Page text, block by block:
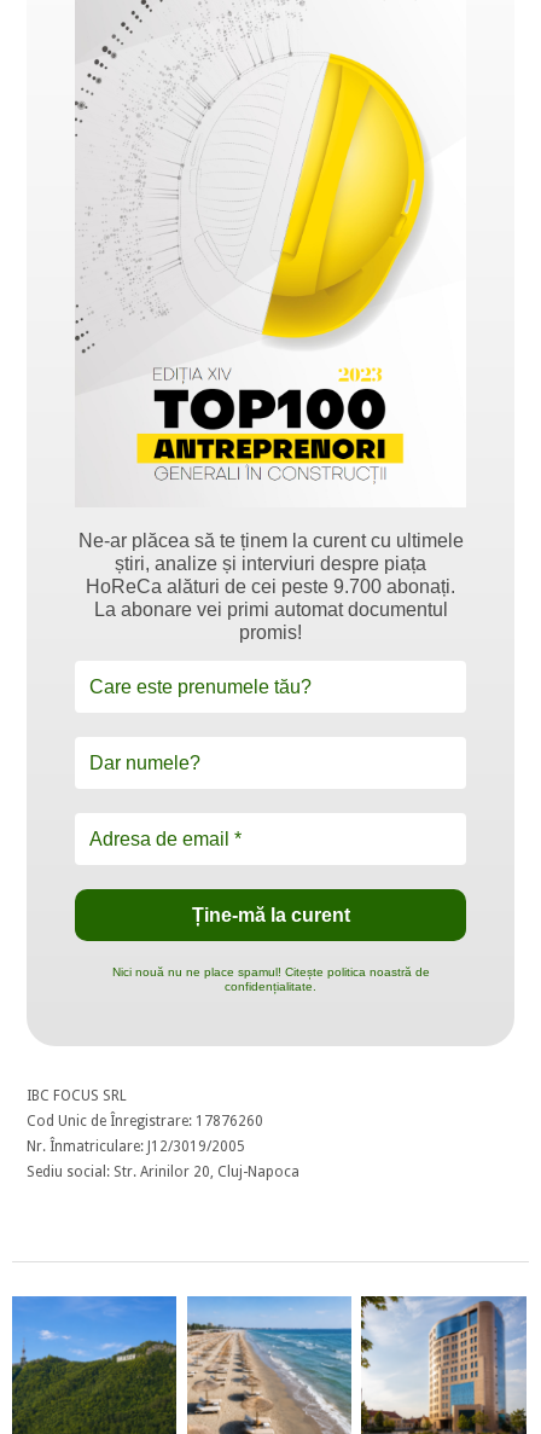
Ne-ar plăcea să te ținem la curent cu ultimele
știri, analize și interviuri despre piața
HoReCa alături de cei peste 9.700 abonați.
La abonare vei primi automat documentul
promis!
Nici nouă nu ne place spamul! Citește politica noastră de
confidențialitate.
IBC FOCUS SRL
Cod Unic de Înregistrare: 17876260
Nr. Înmatriculare: J12/3019/2005
Sediu social: Str. Arinilor 20, Cluj-Napoca